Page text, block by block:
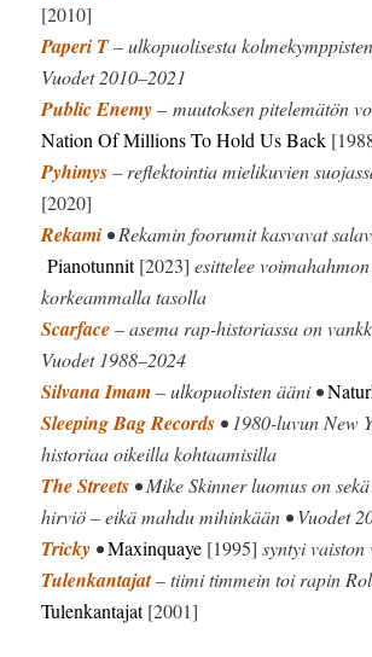
[2010]
Paperi T– ulkopuolisesta
Vuodet 2010–2021
Public Enemy– muutoksen pitelemätön
Nation Of Millions To Hold Us Back
Pyhimys– reflektointia mielikuvien
[2020]
Rekami • Rekamin foorumit kasvavat
Pianotunnit[2023] esittelee
korkeammalla tasolla
Scarface– asema rap-historiassa on
Vuodet 1988–2024
Silvana Imam– ulkopuolisten ääni •
Sleeping Bag Records • 1980-luvun New
historiaa oikeilla kohtaamisilla
The Streets • Mike Skinner luomus on
hirviö – eikä mahdu mihinkään • Vuodet
Tricky •Maxinquaye [1995] syntyi vaiston
Tulenkantajat– tiimi timmein toi rapin
Tulenkantajat[2001]